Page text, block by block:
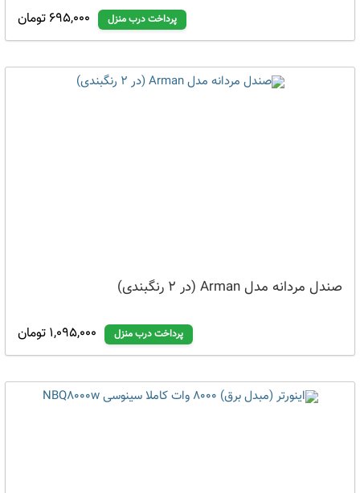
695,000 تومان پرداخت درب منزل
صندل مردانه مدل Arman (در 2 رنگبندی)
1,095,000 تومان پرداخت درب منزل